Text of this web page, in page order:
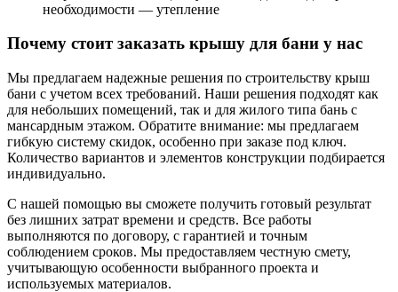
необходимости — утепление
Почему стоит заказать крышу для бани у нас
Мы предлагаем надежные решения по строительству крыш
бани с учетом всех требований. Наши решения подходят как
для небольших помещений, так и для жилого типа бань с
мансардным этажом. Обратите внимание: мы предлагаем
гибкую систему скидок, особенно при заказе под ключ.
Количество вариантов и элементов конструкции подбирается
индивидуально.
С нашей помощью вы сможете получить готовый результат
без лишних затрат времени и средств. Все работы
выполняются по договору, с гарантией и точным
соблюдением сроков. Мы предоставляем честную смету,
учитывающую особенности выбранного проекта и
используемых материалов.